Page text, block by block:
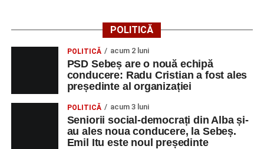
POLITICĂ
POLITICĂ acum 2 luni
PSD Sebeș are o nouă echipă
conducere: Radu Cristian a fost ales
președinte al organizației
POLITICĂ acum 3 luni
Seniorii social-democrați din Alba și-
au ales noua conducere, la Sebeș.
Emil Itu este noul președinte